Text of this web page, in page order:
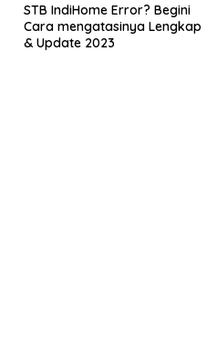
STB IndiHome Error? Begini
Cara mengatasinya Lengkap
& Update 2023